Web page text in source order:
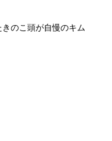
きのこ頭が自慢のキム